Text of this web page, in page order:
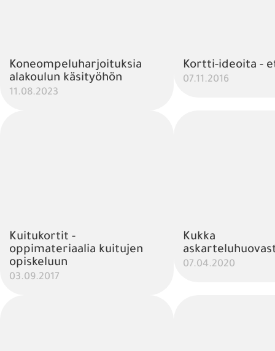
Koneompeluharjoituksia
alakoulun käsityöhön
11.08.2023
Kortti-ideoita -
07.11.2016
Kuitukortit -
oppimateriaalia kuitujen
opiskeluun
03.09.2017
Kukka
07.04.2020